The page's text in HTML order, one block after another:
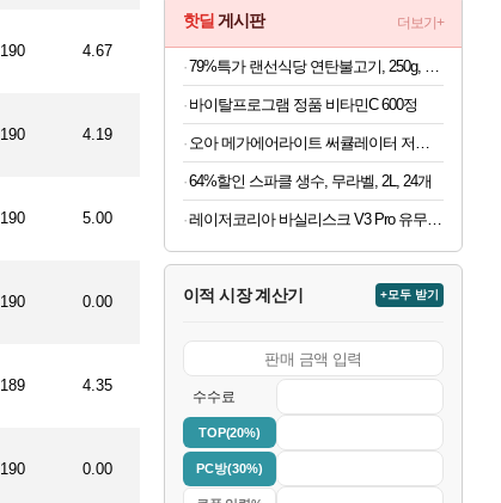
190 4.67
190 4.19
190 5.00
190 0.00
189 4.35
190 0.00
핫딜 게시판 더보기+
바이탈프로그램 정품 비타민C 600정
64%할인 스파클 생수, 무라벨, 2L, 24개
레이저코리아 바실리스크 V3 Pro 유무선 게이밍 마우스 35K / 블랙
이적 시장 계산기 +모두 받기
수수료
TOP(20%)
PC방(30%)